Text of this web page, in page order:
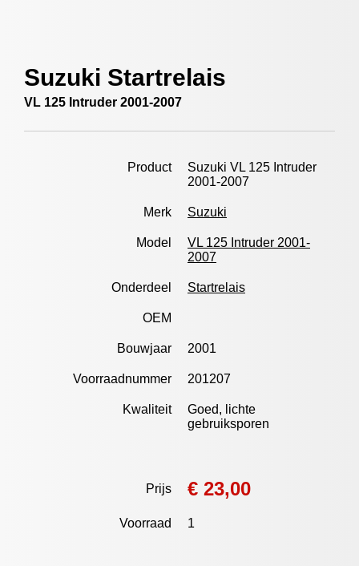
Suzuki Startrelais
VL 125 Intruder 2001-2007
Product
Suzuki VL 125 Intruder
2001-2007
Merk Suzuki
Model
VL 125 Intruder 2001-
2007
Onderdeel Startrelais
OEM
Bouwjaar 2001
Voorraadnummer 201207
Kwaliteit
Goed, lichte
gebruiksporen
Prijs € 23,00
Voorraad 1